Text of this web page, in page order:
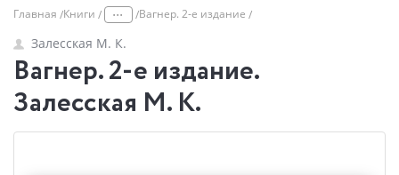
Главная Книги ... Вагнер. 2-е издание
Залесская М. К.
Вагнер. 2-е издание.
Залесская М. К.